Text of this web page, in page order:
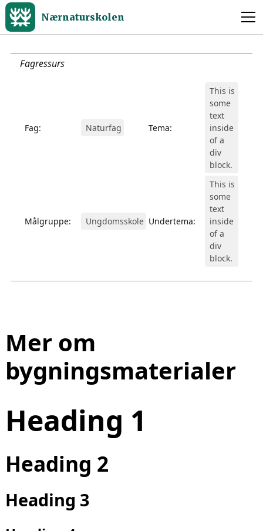
Nærnaturskolen
Fagressurs
Fag: Naturfag Tema:
This is
some
text
inside
of a
div
block.
Målgruppe: Ungdomsskole Undertema:
This is
some
text
inside
of a
div
block.
Mer om
bygningsmaterialer
Heading 1
Heading 2
Heading 3